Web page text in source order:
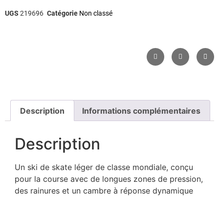
UGS 219696 Catégorie Non classé
Description Informations complémentaires
Description
Un ski de skate léger de classe mondiale, conçu
pour la course avec de longues zones de pression,
des rainures et un cambre à réponse dynamique